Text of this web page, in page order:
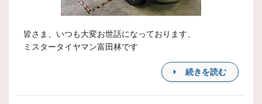
皆さま、いつも大変お世話になっております、
ミスタータイヤマン富田林です
続きを読む